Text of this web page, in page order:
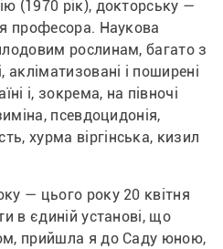
(1970 рік), докторську —
професора. Наукова
рослинам, багато з
акліматизовані і поширені
і, зокрема, на півночі
псевдоцидонія,
хурма віргінська, кизил
— цього року 20 квітня
в єдиній установі, що
прийшла я до Саду юною,